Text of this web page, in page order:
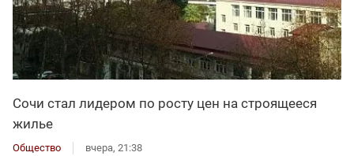
Сочи стал лидером по росту цен на строящееся
жилье
Общество вчера, 21:38